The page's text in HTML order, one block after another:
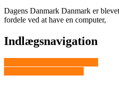
Dagens Danmark Danmark er
fordele ved at have en computer,
Indlægsnavigation